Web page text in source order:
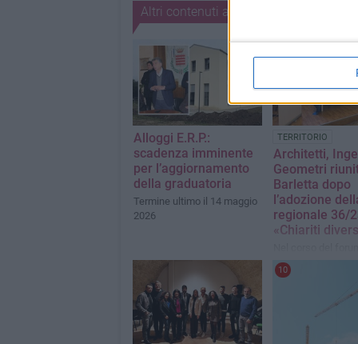
Altri contenuti a tema
Alloggi E.R.P.:
scadenza imminente
per l’aggiornamento
della graduatoria
Termine ultimo il 14 maggio
2026
TERRITORIO
Architetti,
Geometri
Barletta dopo
l’adozione
regionale 36/
«Chiariti
organizzato dagli
professionali sono
anche delle
10